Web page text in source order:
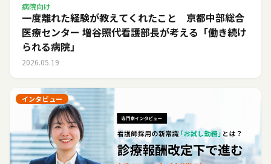
病院向け
一度離れた経験が教えてくれたこと 京都中部総合
医療センター 増谷照代看護部長が考える「働き続け
られる病院」
2026.05.19
インタビュー